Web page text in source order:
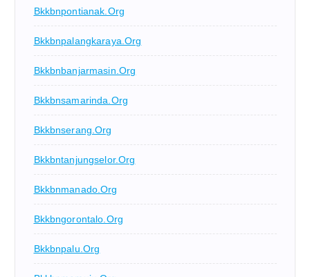
Bkkbnpontianak.org
Bkkbnpalangkaraya.org
Bkkbnbanjarmasin.org
Bkkbnsamarinda.org
Bkkbnserang.org
Bkkbntanjungselor.org
Bkkbnmanado.org
Bkkbngorontalo.org
Bkkbnpalu.org